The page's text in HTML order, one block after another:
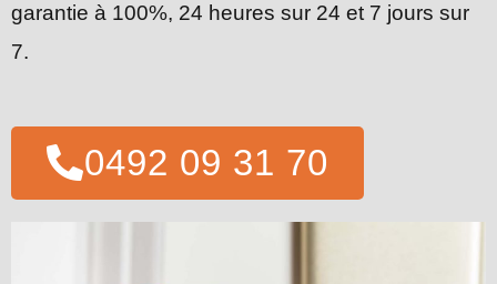
garantie à 100%, 24 heures sur 24 et 7 jours sur
7.
0492 09 31 70